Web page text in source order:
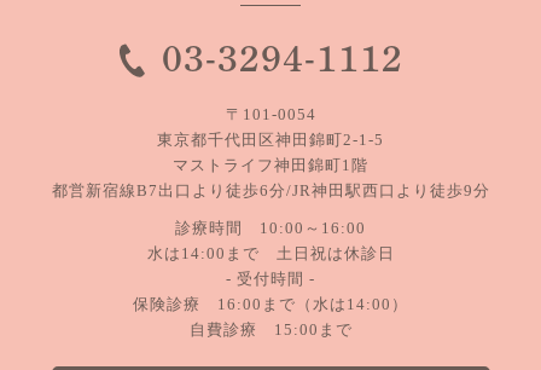
03-3294-1112
〒101-0054
東京都千代田区神田錦町2-1-5
マストライフ神田錦町1階
都営新宿線B7出口より徒歩6分/JR神田駅西口より徒歩9分
診療時間 10:00～16:00
水は14:00まで 土日祝は休診日
- 受付時間 -
保険診療 16:00まで（水は14:00）
自費診療 15:00まで